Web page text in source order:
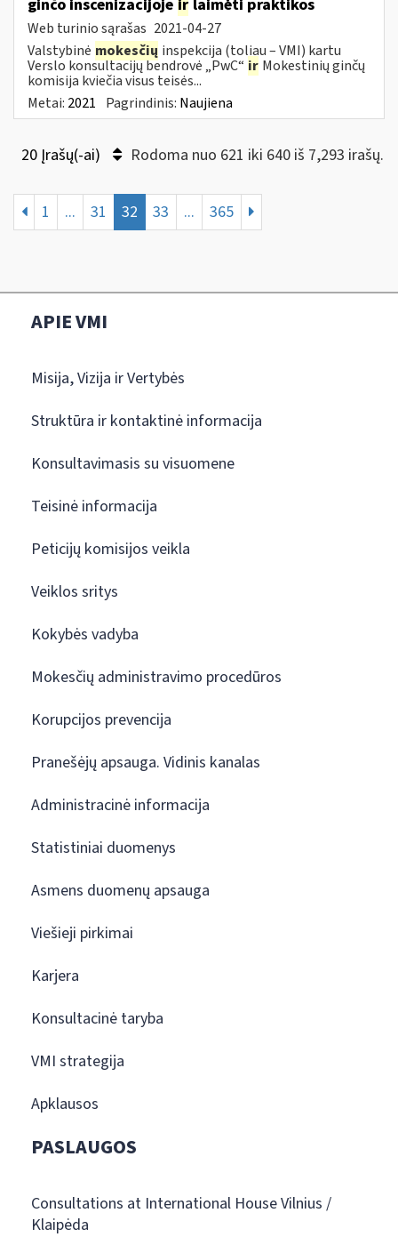
ginčo inscenizacijoje ir laimėti praktikos
Web turinio sąrašas 2021-04-27
Valstybinė mokesčių inspekcija (toliau – VMI) kartu
Verslo konsultacijų bendrovė „PwC“ ir Mokestinių ginčų
komisija kviečia visus teisės...
Metai: 2021 Pagrindinis: Naujiena
20 Įrašų(-ai) Rodoma nuo 621 iki 640 iš 7,293 irašų.
1 ... 31 32 33 ... 365
APIE VMI
Misija, Vizija ir Vertybės
Struktūra ir kontaktinė informacija
Konsultavimasis su visuomene
Teisinė informacija
Peticijų komisijos veikla
Veiklos sritys
Kokybės vadyba
Mokesčių administravimo procedūros
Korupcijos prevencija
Pranešėjų apsauga. Vidinis kanalas
Administracinė informacija
Statistiniai duomenys
Asmens duomenų apsauga
Viešieji pirkimai
Karjera
Konsultacinė taryba
VMI strategija
Apklausos
PASLAUGOS
Consultations at International House Vilnius /
Klaipėda